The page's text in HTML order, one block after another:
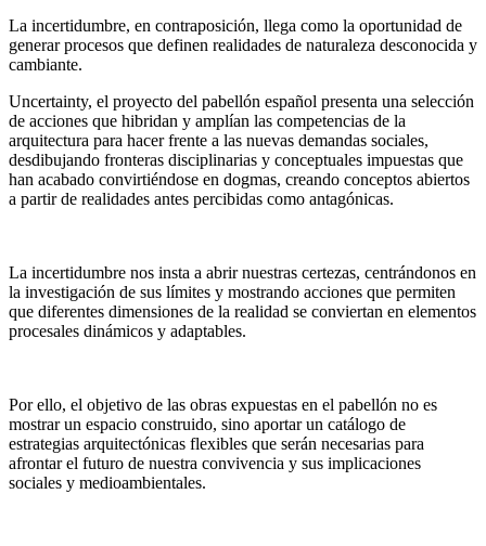
La incertidumbre, en contraposición, llega como la oportunidad de
generar procesos que definen realidades de naturaleza desconocida y
cambiante.
Uncertainty, el proyecto del pabellón español presenta una selección
de acciones que hibridan y amplían las competencias de la
arquitectura para hacer frente a las nuevas demandas sociales,
desdibujando fronteras disciplinarias y conceptuales impuestas que
han acabado convirtiéndose en dogmas, creando conceptos abiertos
a partir de realidades antes percibidas como antagónicas.
La incertidumbre nos insta a abrir nuestras certezas, centrándonos en
la investigación de sus límites y mostrando acciones que permiten
que diferentes dimensiones de la realidad se conviertan en elementos
procesales dinámicos y adaptables.
Por ello, el objetivo de las obras expuestas en el pabellón no es
mostrar un espacio construido, sino aportar un catálogo de
estrategias arquitectónicas flexibles que serán necesarias para
afrontar el futuro de nuestra convivencia y sus implicaciones
sociales y medioambientales.